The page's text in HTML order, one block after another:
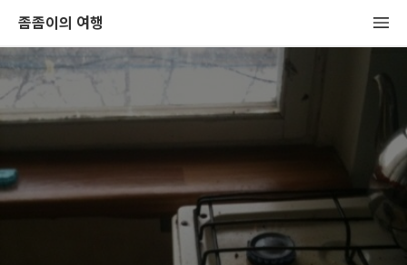
좀좀이의 여행